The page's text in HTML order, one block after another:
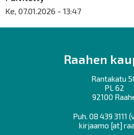
Ke, 07.01.2026 - 13:47
Raahen
Rantakatu
PL 62
92100
Puh. 08 439 3111
kirjaamo [at]